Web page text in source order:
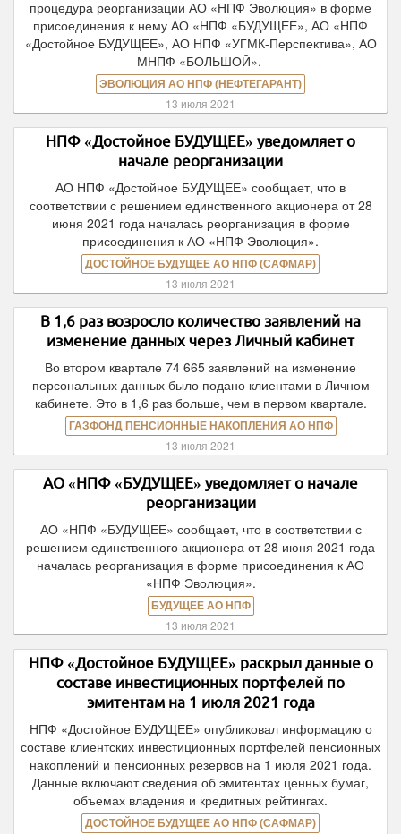
процедура реорганизации АО «НПФ Эволюция» в форме
присоединения к нему АО «НПФ «БУДУЩЕЕ», АО «НПФ
«Достойное БУДУЩЕЕ», АО НПФ «УГМК-Перспектива», АО
МНПФ «БОЛЬШОЙ».
ЭВОЛЮЦИЯ АО НПФ (НЕФТЕГАРАНТ)
13 июля 2021
НПФ «Достойное БУДУЩЕЕ» уведомляет о
начале реорганизации
АО НПФ «Достойное БУДУЩЕЕ» сообщает, что в
соответствии с решением единственного акционера от 28
июня 2021 года началась реорганизация в форме
присоединения к АО «НПФ Эволюция».
ДОСТОЙНОЕ БУДУЩЕЕ АО НПФ (САФМАР)
13 июля 2021
В 1,6 раз возросло количество заявлений на
изменение данных через Личный кабинет
Во втором квартале 74 665 заявлений на изменение
персональных данных было подано клиентами в Личном
кабинете. Это в 1,6 раз больше, чем в первом квартале.
ГАЗФОНД ПЕНСИОННЫЕ НАКОПЛЕНИЯ АО НПФ
13 июля 2021
АО «НПФ «БУДУЩЕЕ» уведомляет о начале
реорганизации
АО «НПФ «БУДУЩЕЕ» сообщает, что в соответствии с
решением единственного акционера от 28 июня 2021 года
началась реорганизация в форме присоединения к АО
«НПФ Эволюция».
БУДУЩЕЕ АО НПФ
13 июля 2021
НПФ «Достойное БУДУЩЕЕ» раскрыл данные о
составе инвестиционных портфелей по
эмитентам на 1 июля 2021 года
НПФ «Достойное БУДУЩЕЕ» опубликовал информацию о
составе клиентских инвестиционных портфелей пенсионных
накоплений и пенсионных резервов на 1 июля 2021 года.
Данные включают сведения об эмитентах ценных бумаг,
объемах владения и кредитных рейтингах.
ДОСТОЙНОЕ БУДУЩЕЕ АО НПФ (САФМАР)